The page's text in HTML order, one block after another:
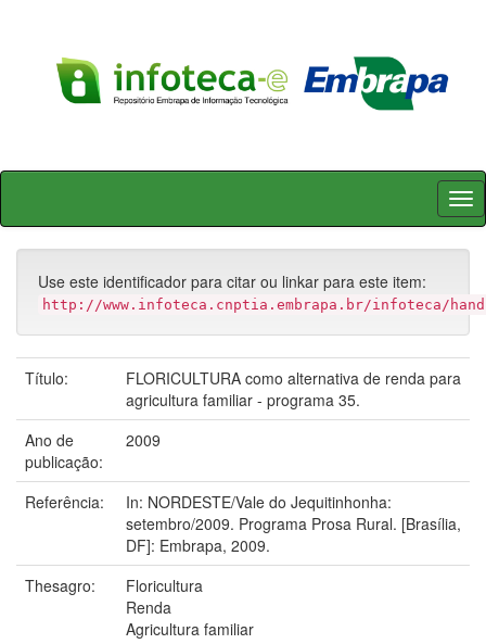
Skip
Use este identificador para citar ou linkar para este item:
http://www.infoteca.cnptia.embrapa.br/infoteca/
Título:
FLORICULTURA como alternativa de renda para
agricultura familiar - programa 35.
Ano de
publicação:
2009
Referência:
In: NORDESTE/Vale do Jequitinhonha:
setembro/2009. Programa Prosa Rural. [Brasília,
DF]: Embrapa, 2009.
Thesagro:
Floricultura
Renda
Agricultura familiar